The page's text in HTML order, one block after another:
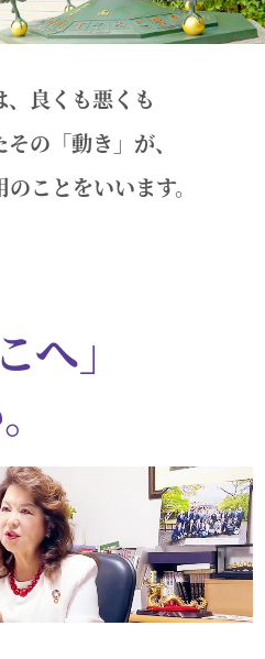
良くも悪くも
の「動き」が、
ことをいいます。
へ｣